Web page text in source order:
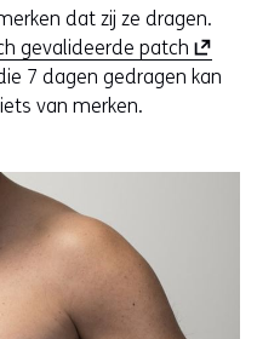
dat zij ze dragen.
gevalideerde patch (
o
7 dagen gedragen kan
van merken.